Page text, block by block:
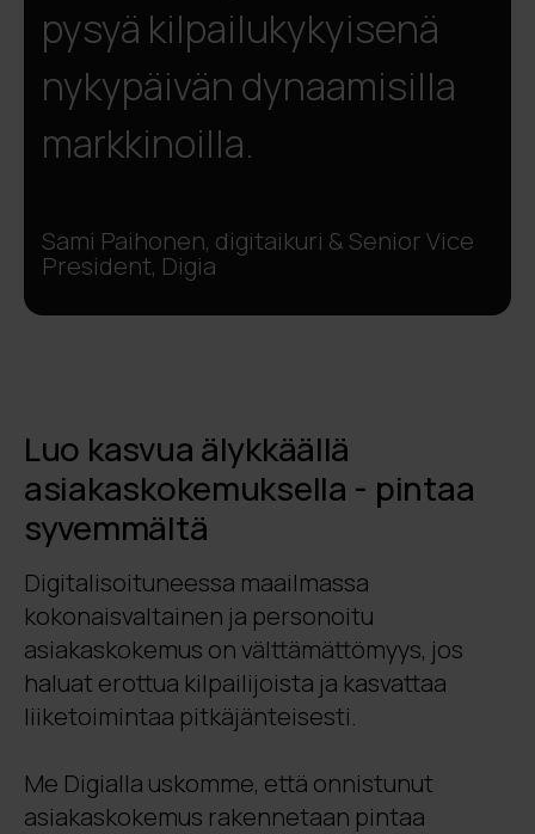
pysyä kilpailukykyisenä
nykypäivän dynaamisilla
markkinoilla.
Sami Paihonen, digitaikuri & Senior Vice
President, Digia
Luo kasvua älykkäällä
asiakaskokemuksella - pintaa
syvemmältä
Digitalisoituneessa maailmassa
kokonaisvaltainen ja personoitu
asiakaskokemus on välttämättömyys, jos
haluat erottua kilpailijoista ja kasvattaa
liiketoimintaa pitkäjänteisesti.
Me Digialla uskomme, että onnistunut
asiakaskokemus rakennetaan pintaa